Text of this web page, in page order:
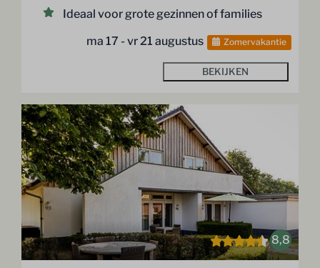
Ideaal voor grote gezinnen of families
ma 17 - vr 21 augustus
Zomervakantie
BEKIJKEN
8,8